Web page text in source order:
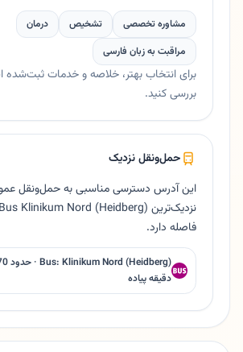
مشاوره تخصصی تشخیص
درمان
مراقبت به زبان فارسی
برای انتخاب بهتر، خلاصه و خدمات ثبت‌شده
بررسی کنید.
حمل‌ونقل نزدیک
این آدرس دسترسی مناسبی به حمل‌ونقل
فاصله دارد.
دقیقه پیاده